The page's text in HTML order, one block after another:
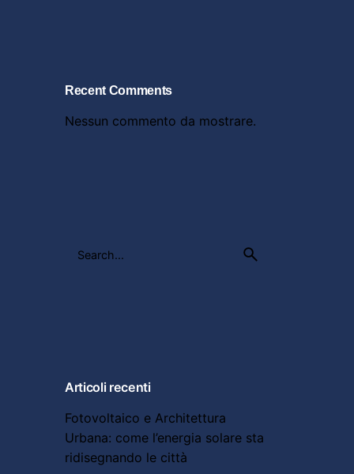
Recent Comments
Nessun commento da mostrare.
for
Articoli recenti
Fotovoltaico e Architettura
Urbana: come l’energia solare sta
ridisegnando le città